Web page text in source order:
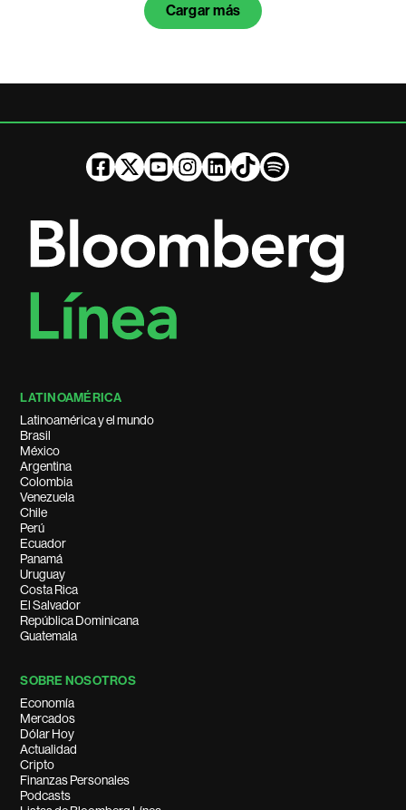
Cargar más
LATINOAMÉRICA
Latinoamérica y el mundo
Brasil
México
Argentina
Colombia
Venezuela
Chile
Perú
Ecuador
Panamá
Uruguay
Costa Rica
El Salvador
República Dominicana
Guatemala
SOBRE NOSOTROS
Economía
Mercados
Dólar Hoy
Actualidad
Cripto
Finanzas Personales
Podcasts